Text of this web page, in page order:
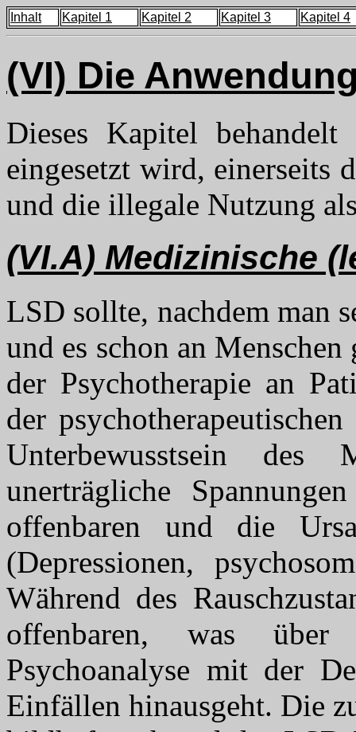
Inhalt Kapitel 1 Kapitel 2 Kapitel 3 Kapitel 4
(VI) Die
Dieses Kapitel
eingesetzt wird, einerseits
und die illegale Nutzung
(VI.A) Medizinische
LSD sollte, nachdem man
und es schon an
der Psychotherapie an
der
Unterbewusstsein des
unerträgliche
offenbaren und die
(Depressionen,
Während des
offenbaren, was
Psychoanalyse mit der
Einfällen hinausgeht. Die